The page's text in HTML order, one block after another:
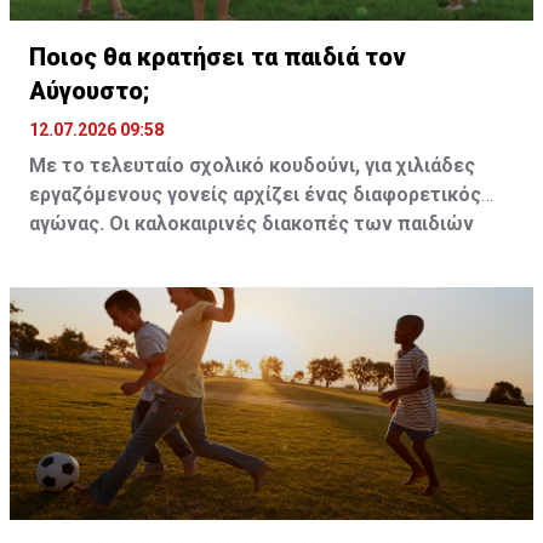
Ποιος θα κρατήσει τα παιδιά τον
Αύγουστο;
12.07.2026 09:58
Με το τελευταίο σχολικό κουδούνι, για χιλιάδες
εργαζόμενους γονείς αρχίζει ένας διαφορετικός
αγώνας. Οι καλοκαιρινές διακοπές των παιδιών
κανονικά.
Τα δημόσια θερινά σχολεία καλύπτουν σημαντικό
μέρος των αναγκών, αλλά μόνο μέχρι τις 24 Ιουλίου,
αφήνοντας ένα μεγάλο χρονικό κενό μέχρι την
επιστροφή στα θρανία.
Για όσους δεν μπορούν να βασιστούν σε συγγενείς ή